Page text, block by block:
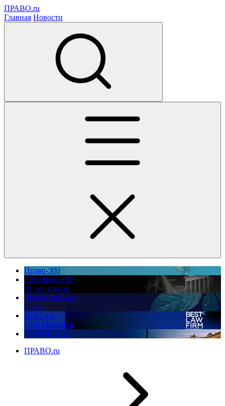
ПРАВО.ru
Главная Новости
Право-300
Юррынок РФ:
35 лет спустя
Экологическое
право
Best Law
Firm Marketing
ПМЮФ 2026
ПРАВО.ru